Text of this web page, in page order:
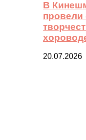
В
провели
20.07.2026